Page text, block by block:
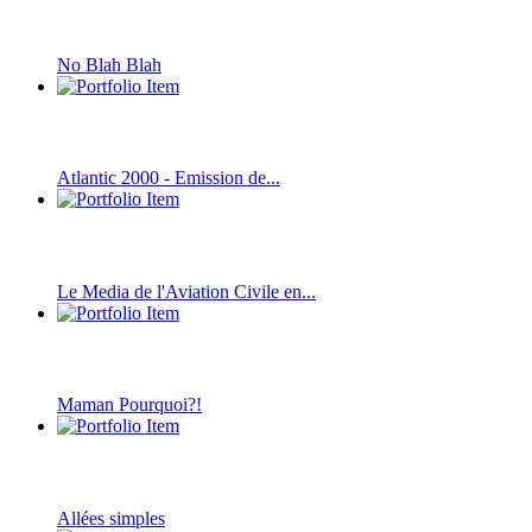
No Blah Blah
Atlantic 2000 - Emission de...
Le Media de l'Aviation Civile en...
Maman Pourquoi?!
Allées simples